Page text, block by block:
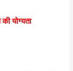
योग्यता